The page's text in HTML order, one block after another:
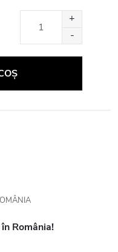
România!